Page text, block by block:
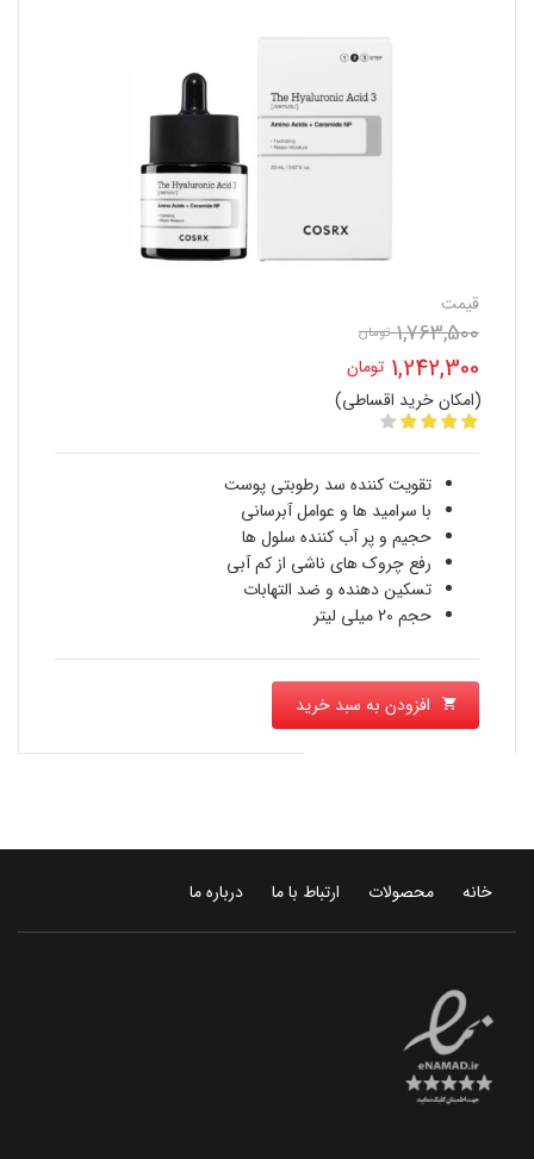
قیمت
1,763,500 تومان
اصلی
بود.
1,242,300 تومان
قیمت
فعلی
1,242,300 تومان
است.
(امکان خرید اقساطی)
تقویت کننده سد رطوبتی پوست
با سرامید ها و عوامل آبرسانی
حجیم و پر آب کننده سلول ها
رفع چروک های ناشی از کم آبی
تسکین دهنده و ضد التهابات
حجم 20 میلی لیتر
افزودن به سبد خرید
خانه محصولات ارتباط با ما درباره ما